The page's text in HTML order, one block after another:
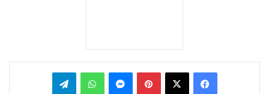
بينتيريست واتساب